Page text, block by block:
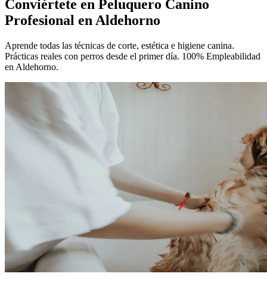
Conviértete en Peluquero Canino
Profesional en Aldehorno
Aprende todas las técnicas de corte, estética e higiene canina.
Prácticas reales con perros desde el primer día. 100% Empleabilidad
en Aldehorno.